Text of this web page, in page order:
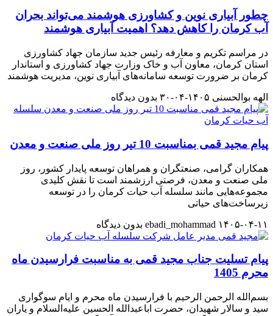
چطور آبیاری نوین و کشاورزی هوشمند می‌تواند بحران
آب کرمان را کاهش دهد؟ اهمیت آبیاری هوشمند
در مراسم تکریم و معارفه رئیس جدید سازمان جهاد کشاورزی
استان کرمان، معاون آب و خاک وزارت جهاد کشاورزی و استاندار
کرمان بر ضرورت توسعه سامانه‌های آبیاری نوین، مدیریت هوشمند
الهه بوالحسنی ۱۴۰۵-۰۴-۳۰ بدون دیدگاه
پیام مجید قمی بمناسبت 10 تیر روز ملی صنعت و معدن
همکاران گرامی، صنعتگران و همراهان توسعه پایدار کشور، روز
ملی صنعت و معدن، فرصتی ارزشمند است تا نقش کلیدی
مجموعه‌هایی مانند سلسله آب حیات کرمان را در توسعه
زیرساخت‌های حیاتی
ebadi_mohammad ۱۴۰۵-۰۴-۱۱ بدون دیدگاه
پیام تسلیت جناب مجید قمی به مناسبت فرارسیدن ماه
محرم 1405
بسم‌الله الرحمن الرحیم با فرارسیدن ماه محرم و ایام سوگواری
سید و سالار شهیدان، حضرت اباعبدالله الحسین‌ علیه‌السلام و یاران